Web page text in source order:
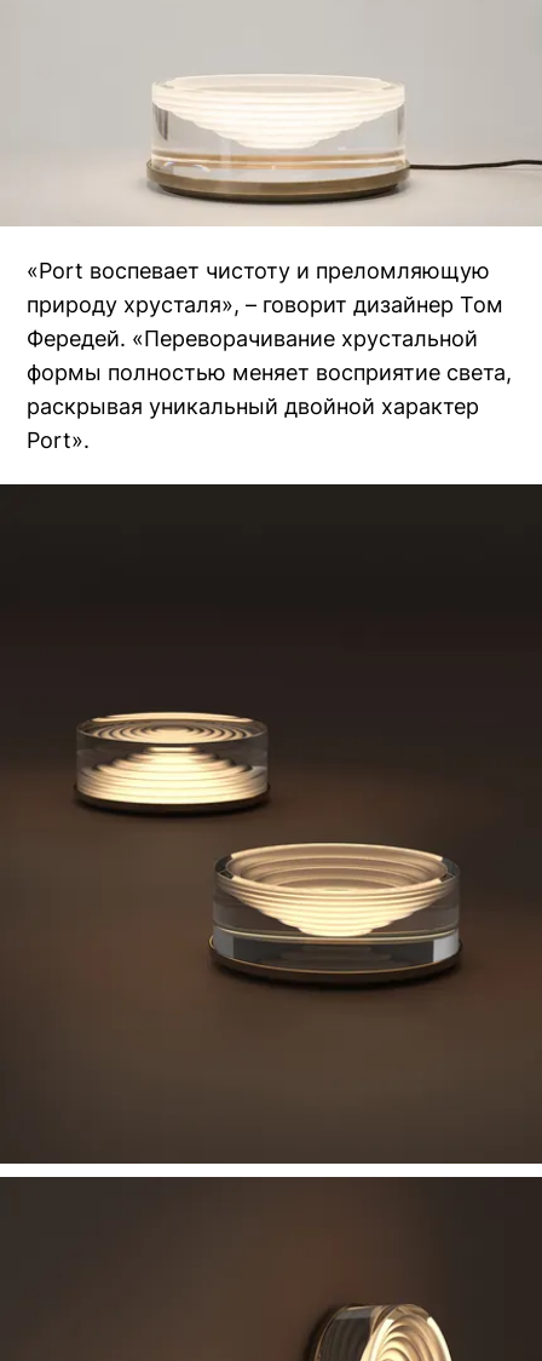
«Port воспевает чистоту и преломляющую
природу хрусталя», – говорит дизайнер Том
Фередей. «Переворачивание хрустальной
формы полностью меняет восприятие света,
раскрывая уникальный двойной характер
Port».